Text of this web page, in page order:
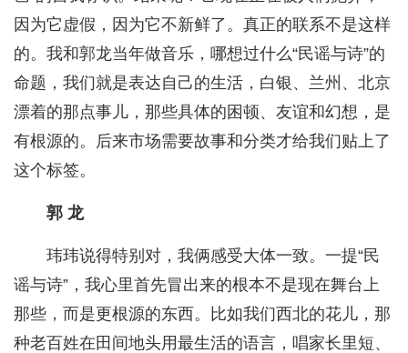
因为它虚假，因为它不新鲜了。真正的联系不是这样
的。我和郭龙当年做音乐，哪想过什么“民谣与诗”的
命题，我们就是表达自己的生活，白银、兰州、北京
漂着的那点事儿，那些具体的困顿、友谊和幻想，是
有根源的。后来市场需要故事和分类才给我们贴上了
这个标签。
郭 龙
玮玮说得特别对，我俩感受大体一致。一提“民
谣与诗”，我心里首先冒出来的根本不是现在舞台上
那些，而是更根源的东西。比如我们西北的花儿，那
种老百姓在田间地头用最生活的语言，唱家长里短、